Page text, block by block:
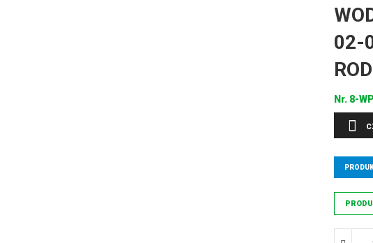
02-
Nr. 8-